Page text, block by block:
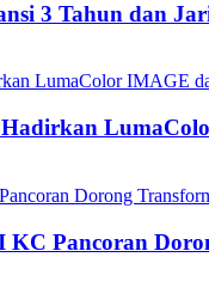
3 Tahun dan
LumaColor IMAGE
Hadirkan
Dorong
Pancoran